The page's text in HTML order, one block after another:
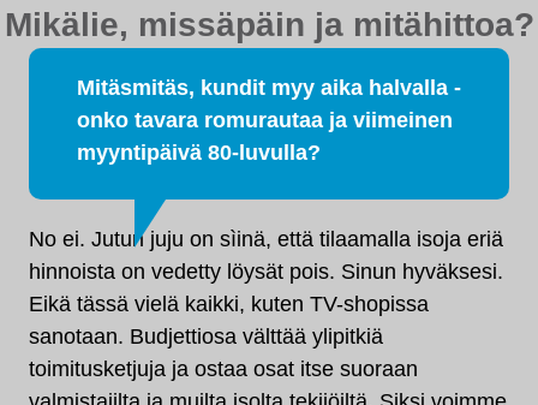
Mikälie, missäpäin ja mitähittoa?
Mitäsmitäs, kundit myy aika halvalla -
onko tavara romurautaa ja viimeinen
myyntipäivä 80-luvulla?
No ei. Jutun juju on sìinä, että tilaamalla isoja eriä
hinnoista on vedetty löysät pois. Sinun hyväksesi.
Eikä tässä vielä kaikki, kuten TV-shopissa
sanotaan. Budjettiosa välttää ylipitkiä
toimitusketjuja ja ostaa osat itse suoraan